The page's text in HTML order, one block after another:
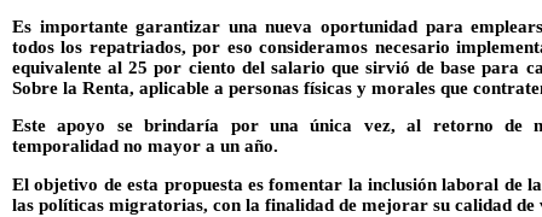
Es importante garantizar una nueva oportunidad para
todos los repatriados, por eso consideramos necesario
equivalente al 25 por ciento del salario que sirvió de base para
Sobre la Renta, aplicable a personas físicas y morales que
Este apoyo se brindaría por una única vez, al retorno de
temporalidad no mayor a un año.
El objetivo de esta propuesta es fomentar la inclusión laboral de
las políticas migratorias, con la finalidad de mejorar su calidad de